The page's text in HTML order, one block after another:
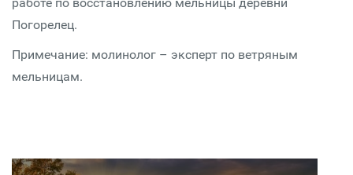
Погорелец.
Примечание: молинолог – эксперт по ветряным
мельницам.